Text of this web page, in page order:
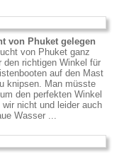
von Phuket gelegen
von Phuket ganz
den richtigen Winkel für
auf den Mast
knipsen. Man müsste
den perfekten Winkel
nicht und leider auch
Wasser ...